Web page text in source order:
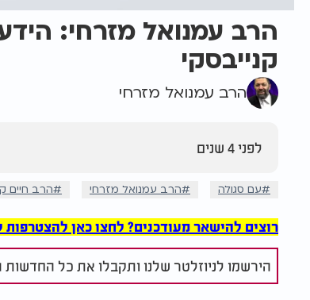
הרב עמנואל מזרחי:
קנייבסקי
הרב עמנואל מזרחי
לפני 4 שנים
עם סגולה הרב עמנואל מזרחי הרב חיים
רוצים להישאר מעודכנים? לחצו כאן להצטרפות
הירשמו לניוזלטר שלנו ותקבלו את כל החדשות